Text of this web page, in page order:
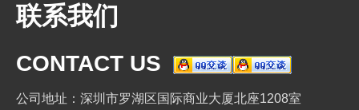
联系我们
CONTACT US
公司地址：深圳市罗湖区国际商业大厦北座1208室